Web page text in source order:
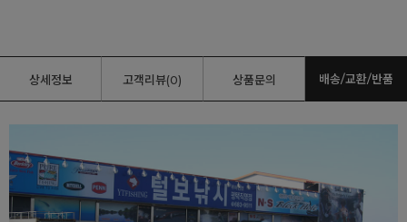
상세정보 고객리뷰(0) 상품문의 배송/교환/반품